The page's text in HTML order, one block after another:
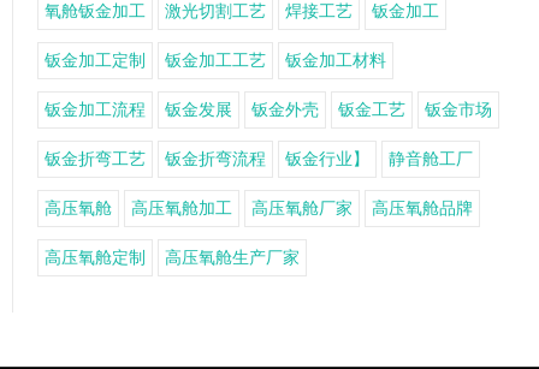
氧舱钣金加工 激光切割工艺 焊接工艺 钣金加工
钣金加工定制 钣金加工工艺 钣金加工材料
钣金加工流程 钣金发展 钣金外壳 钣金工艺 钣金市场
钣金折弯工艺 钣金折弯流程 钣金行业】 静音舱工厂
高压氧舱 高压氧舱加工 高压氧舱厂家 高压氧舱品牌
高压氧舱定制 高压氧舱生产厂家